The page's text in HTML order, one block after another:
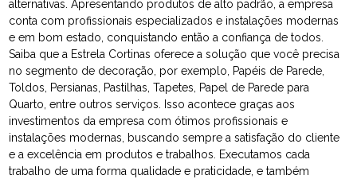
alternativas. Apresentando produtos de alto padrão, a empresa
conta com profissionais especializados e instalações modernas
e em bom estado, conquistando então a confiança de todos.
Saiba que a Estrela Cortinas oferece a solução que você precisa
no segmento de decoração, por exemplo, Papéis de Parede,
Toldos, Persianas, Pastilhas, Tapetes, Papel de Parede para
Quarto, entre outros serviços. Isso acontece graças aos
investimentos da empresa com ótimos profissionais e
instalações modernas, buscando sempre a satisfação do cliente
e a excelência em produtos e trabalhos. Executamos cada
trabalho de uma forma qualidade e praticidade, e também